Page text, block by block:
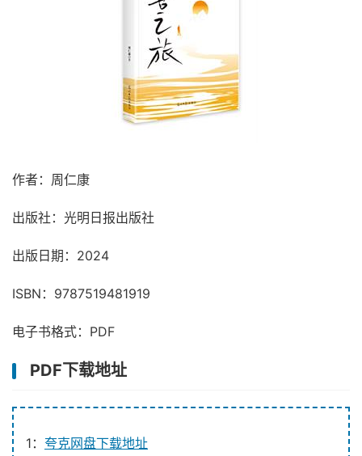
作者：周仁康
出版社：光明日报出版社
出版日期：2024
ISBN：9787519481919
电子书格式：PDF
PDF下载地址
1： 夸克网盘下载地址